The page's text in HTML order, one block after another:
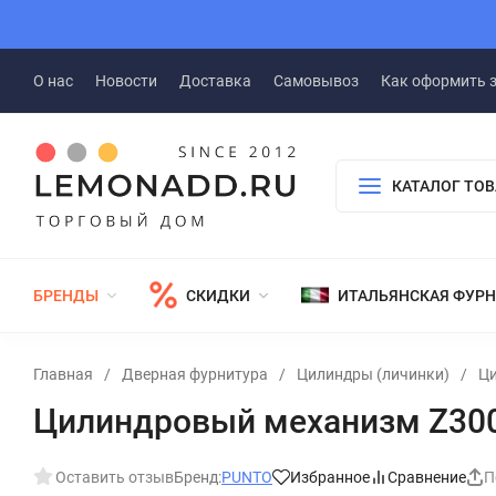
О нас Новости Доставка Самовывоз Как оформить
КАТАЛОГ
БРЕНДЫ СКИДКИ ИТАЛЬЯНСКАЯ
Главная / Дверная фурнитура / Цилиндры (личинки) /
Цилиндровый механизм
Оставить отзывБренд:PUNTO Избранное Сравнение